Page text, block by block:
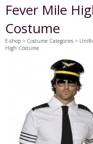
Fever Mile
Costume
E-shop > Costume Categories >
High Costume